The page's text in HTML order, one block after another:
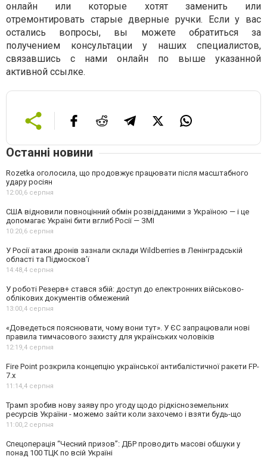
онлайн или которые хотят заменить или
отремонтировать старые дверные ручки. Если у вас
остались вопросы, вы можете обратиться за
получением консультации у наших специалистов,
связавшись с нами онлайн по выше указанной
активной ссылке.
Останні новини
Rozetka оголосила, що продовжує працювати після масштабного
удару росіян
12:00,6 серпня
США відновили повноцінний обмін розвідданими з Україною — і це
допомагає Україні бити вглиб Росії — ЗМІ
10:20,6 серпня
У Росії атаки дронів зазнали склади Wildberries в Ленінградській
області та Підмосков’ї
14:48,4 серпня
У роботі Резерв+ стався збій: доступ до електронних військово-
облікових документів обмежений
13:00,4 серпня
«Доведеться пояснювати, чому вони тут». У ЄС запрацювали нові
правила тимчасового захисту для українських чоловіків
12:19,4 серпня
Fire Point розкрила концепцію української антибалістичної ракети FP-
7.x
11:14,4 серпня
Трамп зробив нову заяву про угоду щодо рідкісноземельних
ресурсів України - можемо зайти коли захочемо і взяти будь-що
11:00,2 серпня
Спецоперація “Чесний призов”: ДБР проводить масові обшуки у
понад 100 ТЦК по всій Україні